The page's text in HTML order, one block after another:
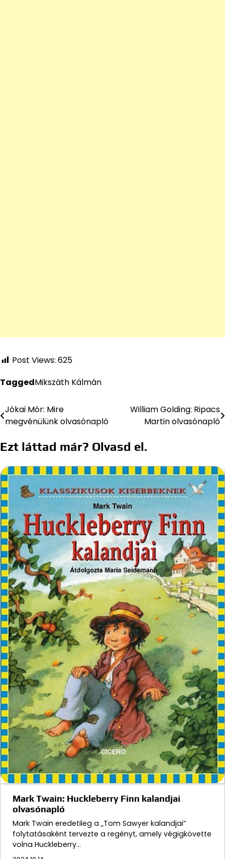
Post Views: 625
TaggedMikszáth Kálmán
Bejegyzés
navigáció
Jókai Mór: Mire
megvénülünk olvasónapló
William Golding: Ripacs
Martin olvasónapló
Ezt láttad már? Olvasd el.
Mark Twain: Huckleberry Finn kalandjai
olvasónapló
Mark Twain eredetileg a „Tom Sawyer kalandjai”
folytatásaként tervezte a regényt, amely végigkövette
volna Huckleberry…